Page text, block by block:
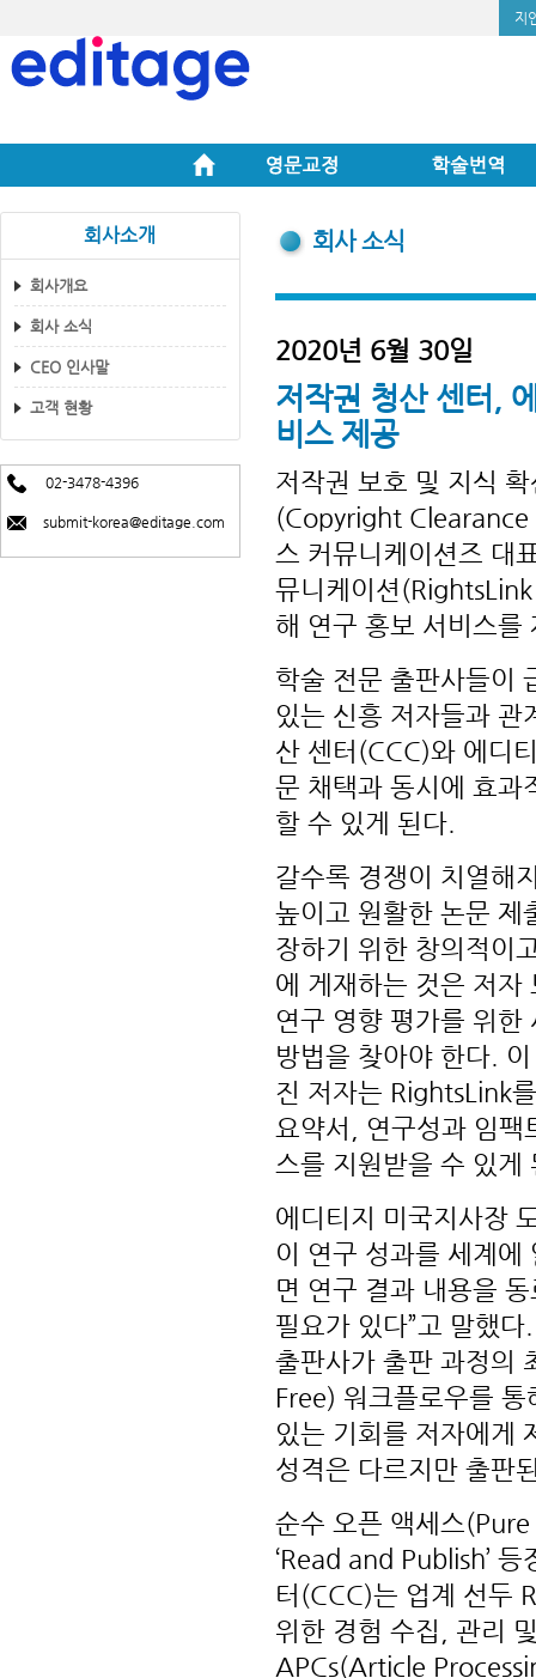
지
회사소개
회사개요
회사 소식
CEO 인사말
고객 현황
02-3478-4396
submit-korea@editage.com
회사 소식
2020년 6월 30일
저작권 청산 센터,
비스 제공
저작권 보호 및 지식
(Copyright Clearance
스 커뮤니케이션즈 대
뮤니케이션
해 연구 홍보 서비스를
학술 전문 출판사들이
있는 신흥 저자들과 관
산 센터(CCC)와 에디
문 채택과 동시에 효과
할 수 있게 된다.
갈수록 경쟁이 치열해
높이고 원활한 논문 제
장하기 위한 창의적이
에 게재하는 것은 저자
연구 영향 평가를 위한
방법을 찾아야 한다.
진 저자는 RightsLink
요약서, 연구성과 임
스를 지원받을 수 있게
에디티지 미국지사장
이 연구 성과를 세계에
면 연구 결과 내용을
필요가 있다”고 말했
출판사가 출판 과정의
Free) 워크플로우를
있는 기회를 저자에게
성격은 다르지만 출판
순수 오픈 액세스
‘Read and Publish’
터(CCC)는 업계 선두
위한 경험 수집, 관리
APCs(Article